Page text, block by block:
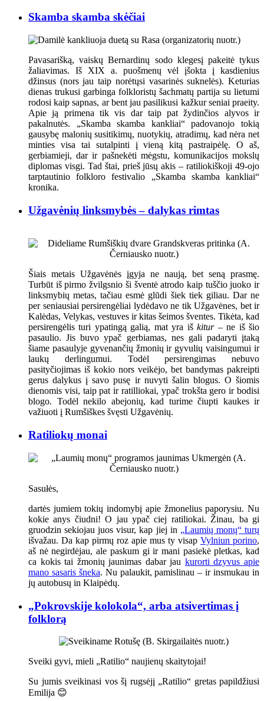
Skamba skamba skėčiai
Pavasarišką, vaiskų Bernardinų sodo klegesį pakeitė tykus
žaliavimas. Iš XIX a. puošmenų vėl įšokta į kasdienius
džinsus (nors jau taip norėtųsi vasarinės suknelės). Keturias
dienas trukusi garbinga folkloristų šachmatų partija su lietumi
rodosi kaip sapnas, ar bent jau pasilikusi kažkur seniai praeity.
Apie ją primena tik vis dar taip pat žydinčios alyvos ir
pakalnutės. „Skamba skamba kankliai“ padovanojo tokią
gausybę malonių susitikimų, nuotykių, atradimų, kad nėra net
minties visa tai sutalpinti į vieną kitą pastraipėlę. O aš,
gerbiamieji, dar ir pašnekėti mėgstu, komunikacijos mokslų
diplomas visgi. Tad štai, prieš jūsų akis – ratiliokiškoji 49-ojo
tarptautinio folkloro festivalio „Skamba skamba kankliai“
kronika.
Užgavėnių linksmybės – dalykas rimtas
Šiais metais Užgavėnės įgyja ne naują, bet seną prasmę.
Turbūt iš pirmo žvilgsnio ši šventė atrodo kaip tuščio juoko ir
linksmybių metas, tačiau esmė glūdi šiek tiek giliau. Dar ne
per seniausiai persirengėliai lydėdavo ne tik Užgavėnes, bet ir
Kalėdas, Velykas, vestuves ir kitas šeimos šventes. Tikėta, kad
persirengėlis turi ypatingą galią, mat yra iškitur– ne iš šio
pasaulio. Jis buvo ypač gerbiamas, nes gali padaryti įtaką
šiame pasaulyje gyvenančių žmonių ir gyvulių vaisingumui ir
laukų derlingumui. Todėl persirengimas nebuvo
pasityčiojimas iš kokio nors veikėjo, bet bandymas pakreipti
gerus dalykus į savo pusę ir nuvyti šalin blogus. O šiomis
dienomis visi, taip pat ir ratilliokai, ypač trokšta gero ir bodisi
blogo. Todėl nekilo abejonių, kad turime čiupti kaukes ir
važiuoti į Rumšiškes švęsti Užgavėnių.
Ratiliokų monai
Sasułės,
dartės jumiem tokių indomybį apie žmonelius paporysiu. Nu
kokie anys čiudni! O jau ypač ciej ratiliokai. Žinau, ba gi
gruodzin sekiojau juos visur, kap jiej in „Laumių monų“ turų
išvažau. Da kap pirmų roz apie mus ty visap Vylniun porino,
aš nė negirdėjau, ale paskum gi ir mani pasiekė pletkas, kad
ca kokis tai žmonių jaunimas dabar jau kurorti dzyvus apie
mano sasaris šneka. Nu palaukit, pamislinau – ir insmukau in
jų autobusų in Klaipėdų.
„Pokrovskije kolokola“, arba atsivertimas į
folklorą
Sveiki gyvi, mieli „Ratilio“ naujienų skaitytojai!
Su jumis sveikinasi vos šį rugsėjį „Ratilio“ gretas papildžiusi
Emilija 😊